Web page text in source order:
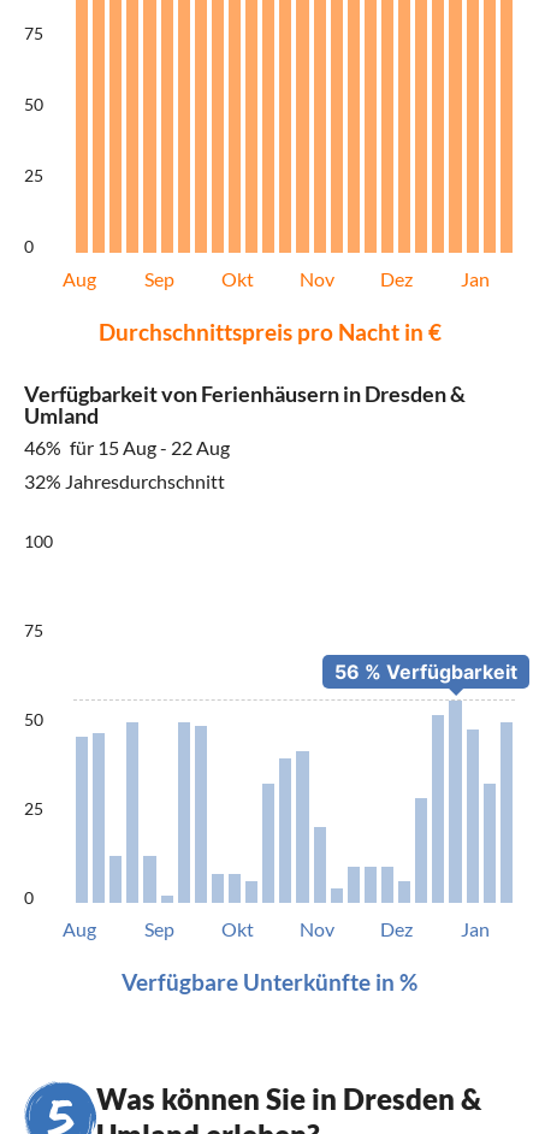
75
50
25
0
Aug Sep Okt Nov Dez Jan
Durchschnittspreis pro Nacht in €
Verfügbarkeit von Ferienhäusern in Dresden &
Umland
46% für 15 Aug - 22 Aug
32% Jahresdurchschnitt
100
75
50
25
0
Aug Sep Okt Nov Dez Jan
Verfügbare Unterkünfte in %
Was können Sie in Dresden &